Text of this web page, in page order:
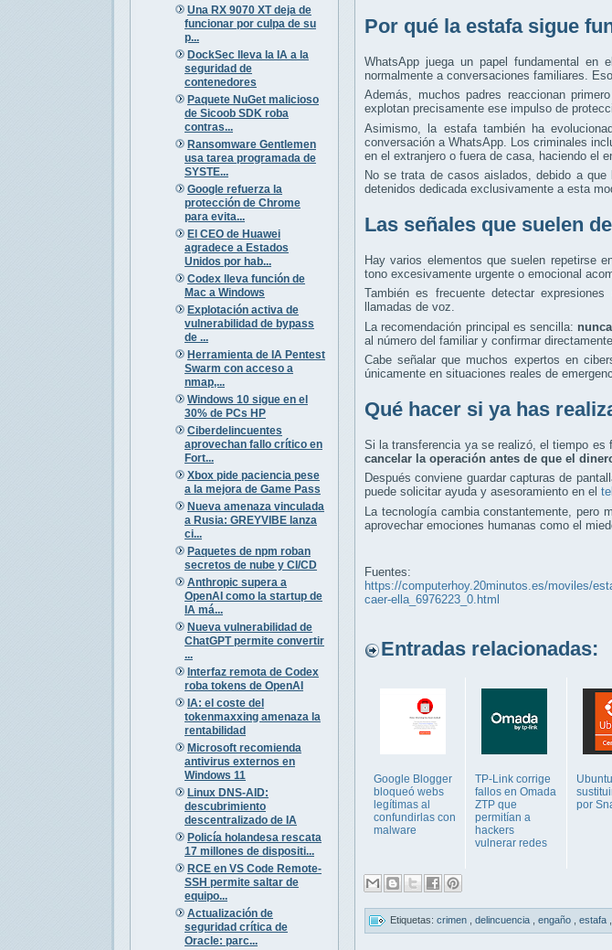
Una RX 9070 XT deja de
funcionar por culpa de su
p...
DockSec lleva la IA a la
seguridad de
contenedores
Paquete NuGet malicioso
de Sicoob SDK roba
contras...
Ransomware Gentlemen
usa tarea programada de
SYSTE...
Google refuerza la
protección de Chrome
para evita...
El CEO de Huawei
agradece a Estados
Unidos por hab...
Codex lleva función de
Mac a Windows
Explotación activa de
vulnerabilidad de bypass
de ...
Herramienta de IA Pentest
Swarm con acceso a
nmap,...
Windows 10 sigue en el
30% de PCs HP
Ciberdelincuentes
aprovechan fallo crítico en
Fort...
Xbox pide paciencia pese
a la mejora de Game Pass
Nueva amenaza vinculada
a Rusia: GREYVIBE lanza
ci...
Paquetes de npm roban
secretos de nube y CI/CD
Anthropic supera a
OpenAI como la startup de
IA má...
Nueva vulnerabilidad de
ChatGPT permite convertir
...
Interfaz remota de Codex
roba tokens de OpenAI
IA: el coste del
tokenmaxxing amenaza la
rentabilidad
Microsoft recomienda
antivirus externos en
Windows 11
Linux DNS-AID:
descubrimiento
descentralizado de IA
Policía holandesa rescata
17 millones de dispositi...
RCE en VS Code Remote-
SSH permite saltar de
equipo...
Actualización de
seguridad crítica de
Oracle: parc...
Por qué la estafa sigue
WhatsApp juega un papel fundamental en
normalmente a conversaciones familiares.
Además, muchos padres reaccionan
explotan precisamente ese impulso de
Asimismo, la estafa también ha
conversación a WhatsApp. Los criminales
en el extranjero o fuera de casa, haciendo el
No se trata de casos aislados, debido a
detenidos dedicada exclusivamente a esta
Las señales que suelen
Hay varios elementos que suelen repetirse
tono excesivamente urgente o emocional
También es frecuente detectar
llamadas de voz.
La recomendación principal es sencilla:
al número del familiar y confirmar
Cabe señalar que muchos expertos en
únicamente en situaciones reales de
Qué hacer si ya has
Si la transferencia ya se realizó, el tiempo es
cancelar la operación antes de que el
Después conviene guardar capturas de
puede solicitar ayuda y asesoramiento en el
La tecnología cambia constantemente,
aprovechar emociones humanas como el
Fuentes:
https://computerhoy.20minutos.es/moviles/
caer-ella_6976223_0.html
Entradas relacionadas:
Google Blogger
bloqueó webs
legítimas al
confundirlas con
malware
TP-Link corrige
fallos en Omada
ZTP que
permitían a
hackers
vulnerar redes
Ubuntu
por
Etiquetas: crimen delincuencia engaño estafa